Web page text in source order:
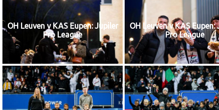
OH Leuven v KAS Eupen: Jupiler
Pro League
OH Leuven v KAS Eupen:
Pro League